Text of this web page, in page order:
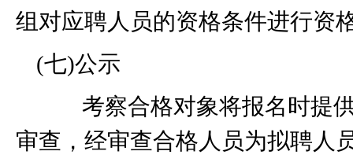
组对应聘人员的资格条件进行资
(七)公示
考察合格对象将报名时提供
审查，经审查合格人员为拟聘人